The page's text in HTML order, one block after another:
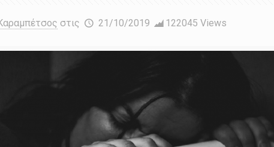
στις 21/10/2019 122045 Views